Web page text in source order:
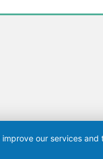
our services